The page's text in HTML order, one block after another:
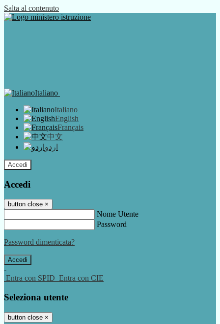
Salta al contenuto
Italiano
Italiano
English
Français
中文
اردو
Accedi
Accedi
button close ×
Nome Utente
Password
Password dimenticata?
-
Entra con SPID Entra con CIE
Seleziona utente
button close ×